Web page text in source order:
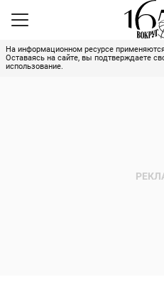
На информационном ресурсе
Оставаясь на сайте, вы подтверждаете
использование.